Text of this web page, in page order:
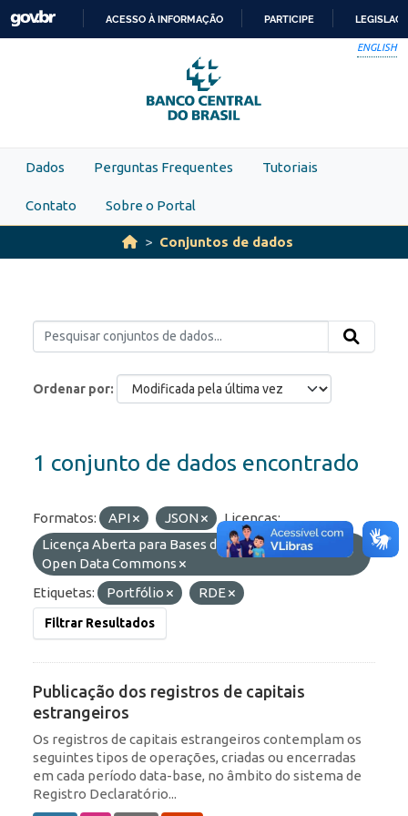
Skip to main content
PARA
O
CONTEÚDO
ACESSO À INFORMAÇÃO PARTICIPE
ENGLISH
Dados Perguntas Frequentes Tutoriais
Contato Sobre o Portal
Conjuntos de dados
Ordenar por
1 conjunto de dados encontrado
Formatos: API JSON
Licenças:
Licença Aberta para Bases de Dados (ODbL) do
Open Data Commons
Etiquetas:
Portfólio RDE
Filtrar Resultados
Publicação dos registros de capitais
estrangeiros
Os registros de capitais estrangeiros contemplam os
seguintes tipos de operações, criadas ou encerradas
em cada período data-base, no âmbito do sistema de
Registro Declaratório...